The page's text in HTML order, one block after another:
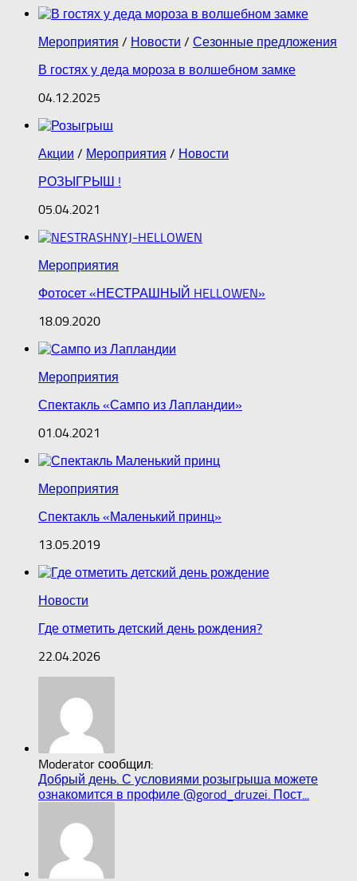
Мероприятия / Новости / Сезонные предложения
В гостях у деда мороза в волшебном замке
04.12.2025
Акции / Мероприятия / Новости
РОЗЫГРЫШ !
05.04.2021
Мероприятия
Фотосет «НЕСТРАШНЫЙ HELLOWEN»
18.09.2020
Мероприятия
Спектакль «Сампо из Лапландии»
01.04.2021
Мероприятия
Спектакль «Маленький принц»
13.05.2019
Новости
Где отметить детский день рождения?
22.04.2026
Moderator сообщил:
Добрый день. С условиями розыгрыша можете
ознакомится в профиле @gorod_druzei. Пост...